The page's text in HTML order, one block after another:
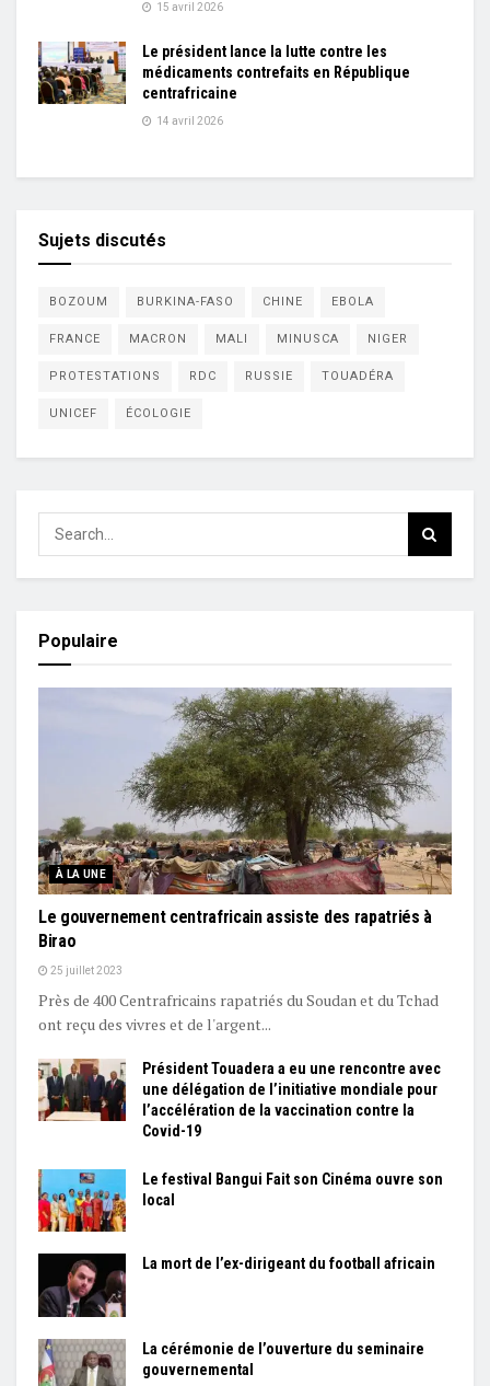
15 avril 2026
Le président lance la lutte contre les
médicaments contrefaits en République
centrafricaine
14 avril 2026
Sujets discutés
BOZOUM BURKINA-FASO CHINE EBOLA
FRANCE MACRON MALI MINUSCA NIGER
PROTESTATIONS RDC RUSSIE TOUADÉRA
UNICEF ÉCOLOGIE
Populaire
À LA UNE
Le gouvernement centrafricain assiste des rapatriés à
Birao
25 juillet 2023
Près de 400 Centrafricains rapatriés du Soudan et du Tchad
ont reçu des vivres et de l'argent...
Président Touadera a eu une rencontre avec
une délégation de l’initiative mondiale pour
l’accélération de la vaccination contre la
Covid-19
Le festival Bangui Fait son Cinéma ouvre son
local
La mort de l’ex-dirigeant du football africain
La cérémonie de l’ouverture du seminaire
gouvernemental